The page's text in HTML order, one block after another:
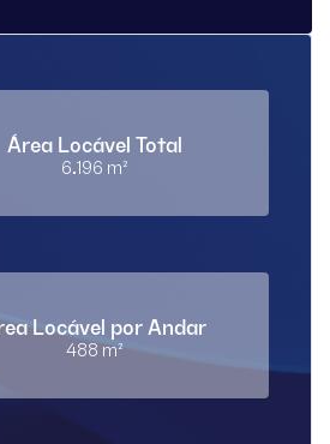
Área Locável Total
6.196 m²
Locável por Andar
488 m²